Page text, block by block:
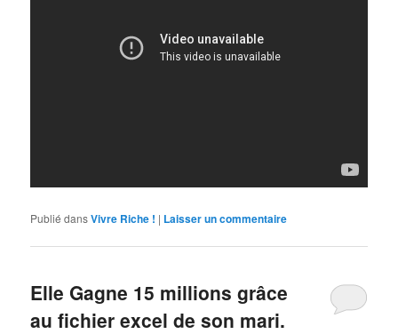
Publié dansVivre Riche ! | Laisser un commentaire
Elle Gagne 15 millions grâce
au fichier excel de son mari.